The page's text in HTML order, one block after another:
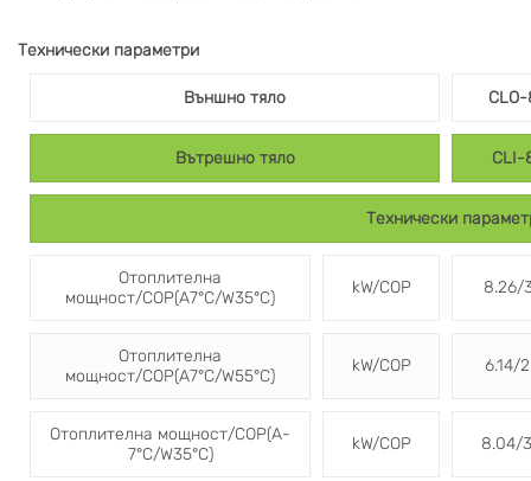
Технически параметри
Външно тяло
Вътрешно тяло CLI-
Технически
Отоплителна
мощност/COP(A7°C/W35°C)
kW/COP 8.26/
Отоплителна
мощност/COP(A7°C/W55°C)
kW/COP 6.14/
Отоплителна мощност/COP(A-
7°C/W35°C)
kW/COP 8.04/